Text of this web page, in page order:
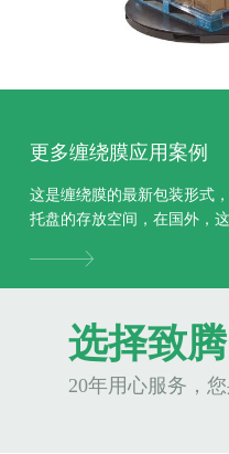
更多缠绕膜应用案例
这是缠绕膜的最新包装形式
托盘的存放空间，在国外，
选择致
20年用心服务，